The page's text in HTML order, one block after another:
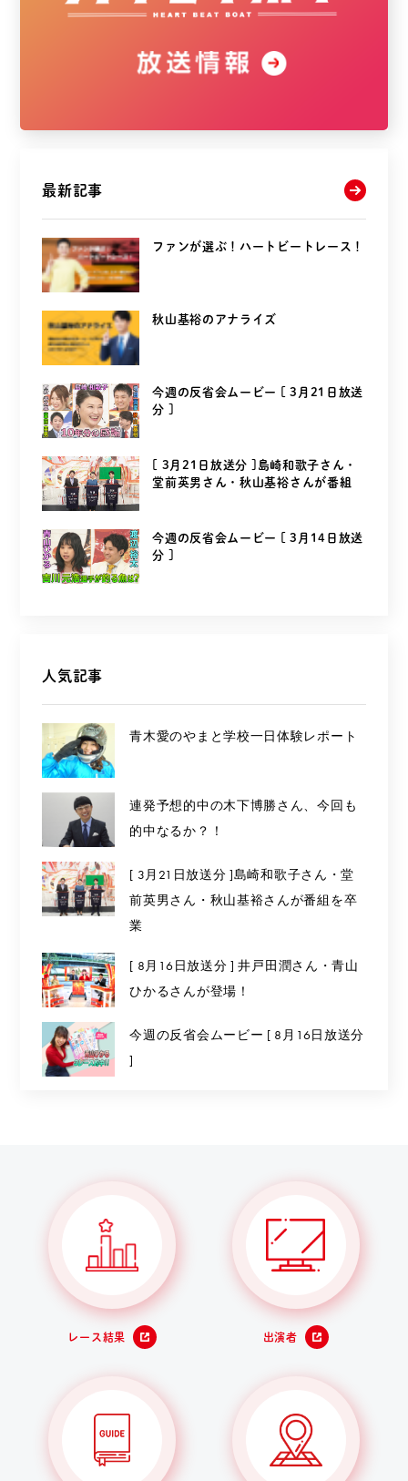
最新記事
ファンが選ぶ！ハートビートレース！
秋山基裕のアナライズ
今週の反省会ムービー [ 3月21日放送
分 ]
[ 3月21日放送分 ]島崎和歌子さん・
堂前英男さん・秋山基裕さんが番組
今週の反省会ムービー [ 3月14日放送
分 ]
人気記事
青木愛のやまと学校一日体験レポート
連発予想的中の木下博勝さん、今回も
的中なるか？！
[ 3月21日放送分 ]島崎和歌子さん・堂
前英男さん・秋山基裕さんが番組を卒
業
[ 8月16日放送分 ] 井戸田潤さん・青山
ひかるさんが登場！
今週の反省会ムービー [ 8月16日放送分
]
レース結果 出演者